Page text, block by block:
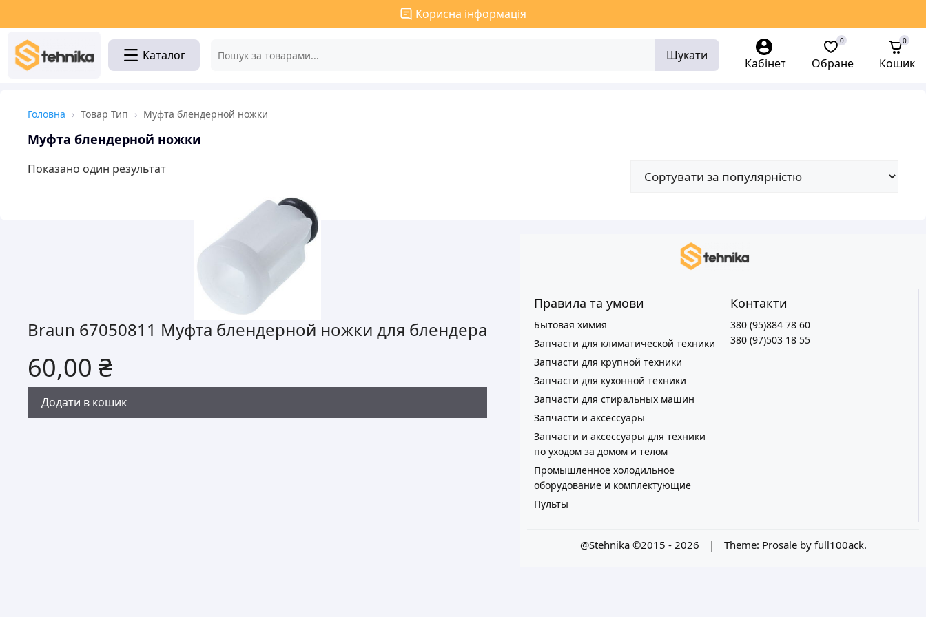
Корисна інформація
Каталог Шукати
Кабінет Обране
0
Кошик
0
Головна › Товар Тип › Муфта блендерной ножки
Муфта блендерной ножки
Показано один результат
Braun 67050811 Муфта блендерной ножки для блендера
60,00 ₴
Додати в кошик
Правила та умови
Бытовая химия
Запчасти для климатической техники
Запчасти для крупной техники
Запчасти для кухонной техники
Запчасти для стиральных машин
Запчасти и аксессуары
Запчасти и аксессуары для техники
по уходом за домом и телом
Промышленное холодильное
оборудование и комплектующие
Пульты
Контакти
380 (95)884 78 60
380 (97)503 18 55
@Stehnika ©2015 - 2026 | Theme: Prosaleby full100ack.